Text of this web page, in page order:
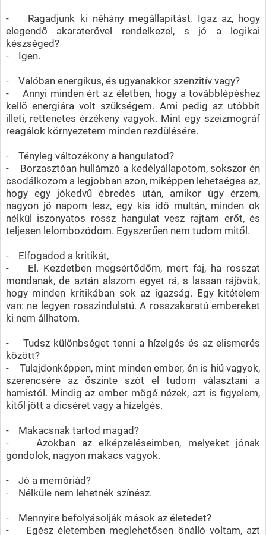
- Ragadjunk ki néhány megállapítást. Igaz az, hogy
elegendő akaraterővel rendelkezel, s jó a logikai
készséged?
- Igen.
- Valóban energikus, és ugyanakkor szenzitív vagy?
- Annyi minden ért az életben, hogy a továbblépéshez
kellő energiára volt szükségem. Ami pedig az utóbbit
illeti, rettenetes érzékeny vagyok. Mint egy szeizmográf
reagálok környezetem minden rezdülésére.
- Tényleg változékony a hangulatod?
- Borzasztóan hullámzó a kedélyállapotom, sokszor én
csodálkozom a legjobban azon, miképpen lehetséges az,
hogy egy jókedvű ébredés után, amikor úgy érzem,
nagyon jó napom lesz, egy kis idő multán, minden ok
nélkül iszonyatos rossz hangulat vesz rajtam erőt, és
teljesen lelombozódom. Egyszerűen nem tudom mitől.
- Elfogadod a kritikát,
- El. Kezdetben megsértődőm, mert fáj, ha rosszat
mondanak, de aztán alszom egyet rá, s lassan rájövök,
hogy minden kritikában sok az igazság. Egy kitételem
van: ne legyen rosszindulatú. A rosszakaratú embereket
ki nem állhatom.
- Tudsz különbséget tenni a hízelgés és az elismerés
között?
- Tulajdonképpen, mint minden ember, én is hiú vagyok,
szerencsére az őszinte szót el tudom választani a
hamistól. Mindig az ember mögé nézek, azt is figyelem,
kitől jött a dicséret vagy a hízelgés.
- Makacsnak tartod magad?
- Azokban az elképzeléseimben, melyeket jónak
gondolok, nagyon makacs vagyok.
- Jó a memóriád?
- Nélküle nem lehetnék színész.
- Mennyire befolyásolják mások az életedet?
- Egész életemben meglehetősen önálló voltam, azt